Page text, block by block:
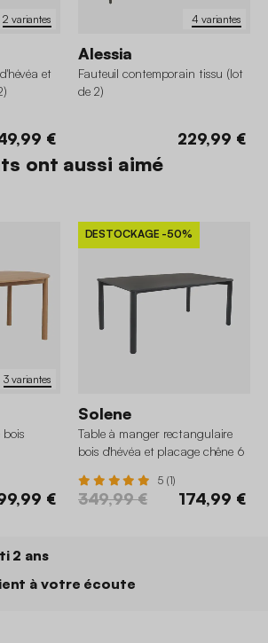
2 variantes
et
€
4 variantes
Alessia
Fauteuil contemporain tissu (lot
de 2)
229,99 €
ont aussi aimé
3 variantes
bois
€
DESTOCKAGE -50%
Solene
Table à manger rectangulaire
bois d'hévéa et placage chêne 6
5 (1)
349,99 € 174,99 €
2 ans
à votre écoute